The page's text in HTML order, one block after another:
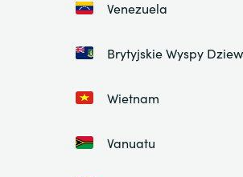
Venezuela
Brytyjskie Wyspy
Wietnam
Vanuatu